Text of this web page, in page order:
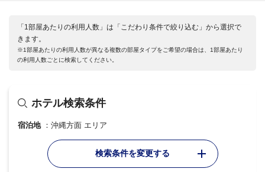
「1部屋あたりの利用人数」は「こだわり条件で絞り込む」から選択で
きます。
※1部屋あたりの利用人数が異なる複数の部屋タイプをご希望の場合は、1部屋あたり
の利用人数ごとに検索してください。
ホテル検索条件
宿泊地 沖縄方面 エリア
検索条件を変更する